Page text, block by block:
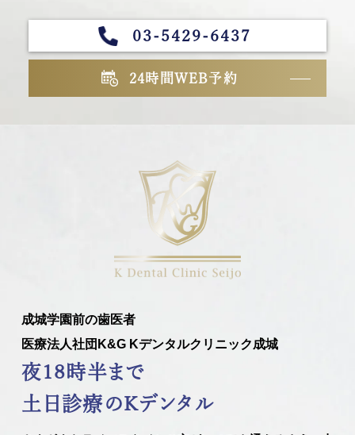
03-5429-6437
24時間WEB予約
成城学園前の歯医者
医療法人社団K&G Kデンタルクリニック成城
夜18時半まで
土日診療のKデンタル